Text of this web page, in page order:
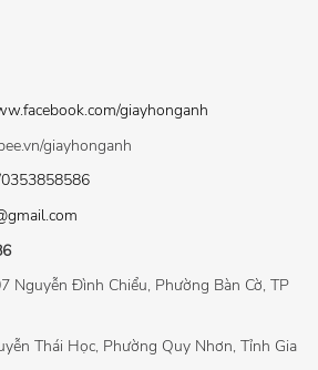
giayhonganh
giayhonganh
Nguyễn Đình Chiểu, Phường Bàn Cờ, TP
Thái Học, Phường Quy Nhơn, Tỉnh Gia